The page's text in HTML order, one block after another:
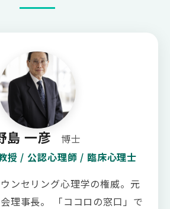
島 一彦
博士
授 / 公認心理師 / 臨床心理士
ンセリング心理学の権威。元
理事長。 「ココロの窓口」で